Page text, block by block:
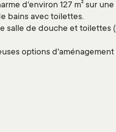
d'environ 127 m² sur une
bains avec toilettes.
salle de douche et toilettes
options